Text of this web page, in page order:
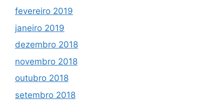
fevereiro 2019
janeiro 2019
dezembro 2018
novembro 2018
outubro 2018
setembro 2018